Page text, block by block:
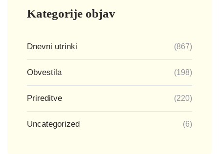
Kategorije objav
Dnevni utrinki (867)
Obvestila (198)
Prireditve (220)
Uncategorized (6)